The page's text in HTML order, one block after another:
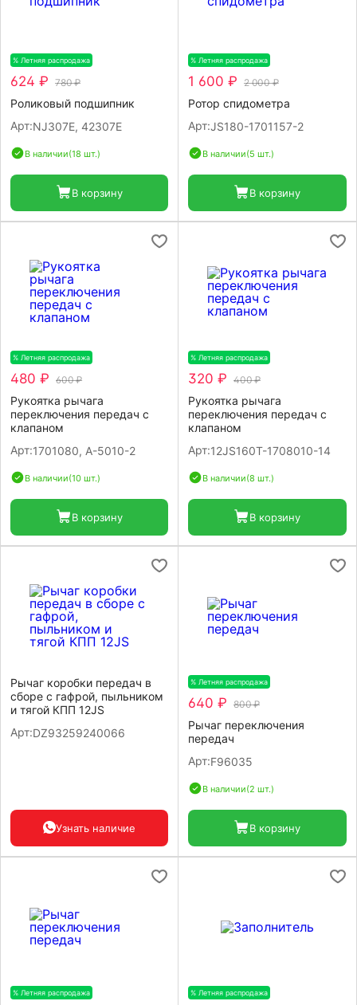
% Летняя распродажа
624 ₽ 780 ₽
Роликовый подшипник
Арт:NJ307E, 42307E
В наличии(18 шт.)
В корзину
% Летняя распродажа
1 600 ₽ 2 000 ₽
Ротор спидометра
Арт:JS180-1701157-2
В наличии(5 шт.)
В корзину
% Летняя распродажа
480 ₽ 600 ₽
Рукоятка рычага
переключения передач с
клапаном
Арт:1701080, A-5010-2
В наличии(10 шт.)
В корзину
% Летняя распродажа
320 ₽ 400 ₽
Рукоятка рычага
переключения передач с
клапаном
Арт:12JS160T-1708010-14
В наличии(8 шт.)
В корзину
Рычаг коробки передач в
сборе с гафрой, пыльником
и тягой КПП 12JS
Арт:DZ93259240066
Узнать наличие
% Летняя распродажа
640 ₽ 800 ₽
Рычаг переключения
передач
Арт:F96035
В наличии(2 шт.)
В корзину
% Летняя распродажа % Летняя распродажа